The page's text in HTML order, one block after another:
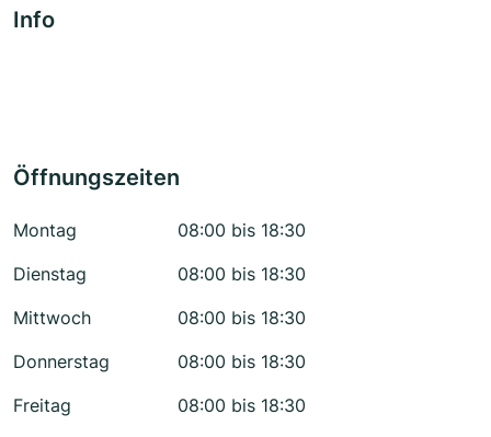
Info
Öffnungszeiten
Montag
08:00 bis 18:30
Dienstag
08:00 bis 18:30
Mittwoch
08:00 bis 18:30
Donnerstag
08:00 bis 18:30
Freitag
08:00 bis 18:30